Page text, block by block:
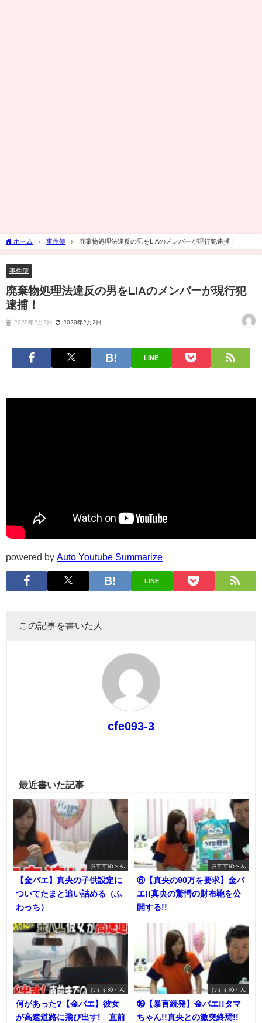
ホーム 事件簿 廃棄物処理法違反の男をLIAのメンバーが現行犯逮捕！
事件簿
廃棄物処理法違反の男をLIAのメンバーが現行犯
逮捕！
2020年2月2日 2020年2月2日
LINE
powered by Auto Youtube Summarize
LINE
この記事を書いた人
cfe093-3
最近書いた記事
おすすめ～ん
【金バエ】真央の子供設定に
ついてたまと追い詰める（ふ
わっち）
おすすめ～ん
⑥【真央の90万を要求】金バ
エ!!真央の驚愕の財布鞄を公
開する!!
おすすめ～ん
何があった?【金バエ】彼女
が高速道路に飛び出す! 直前
おすすめ～ん
⑯【暴言続発】金バエ!!タマ
ちゃん!!真央との激突終焉!!